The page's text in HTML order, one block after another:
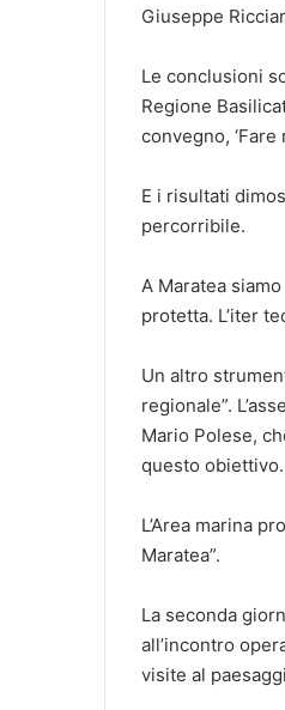
Giuseppe
Le conclusioni
Regione
convegno,
E i risultati
percorribile.
A Maratea
protetta. L’iter
Un altro
regionale”.
Mario Polese,
questo obiettivo.
L’Area marina
Maratea”.
La seconda
all’incontro
visite al